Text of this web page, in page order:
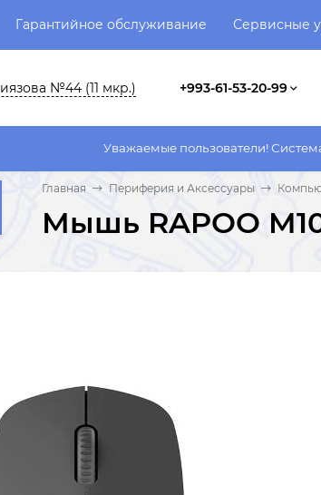
Гарантийное обслуживание Сервисные
№44 (11 мкр.) +993-61-53-20-99
Уважаемые пользователи! Система работы
Главная Периферия и Аксессуары
Мышь RAPOO